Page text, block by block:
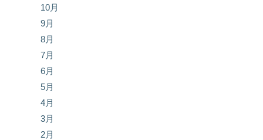
10月
9月
8月
7月
6月
5月
4月
3月
2月